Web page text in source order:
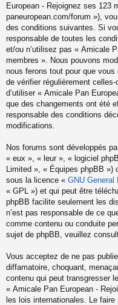
European - Rejoignez ses 123
paneuropean.com/forum »),
des conditions suivantes. Si
responsable de toutes les
et/ou n’utilisez pas « Amicale
membres ». Nous pouvons
nous ferons tout pour que
de vérifier régulièrement
d’utiliser « Amicale Pan
que des changements ont été
responsable des conditions
modifications.
Nos forums sont développés
« eux », « leur », « logiciel
Limited », « Équipes phpBB »)
sous la licence « GNU General
« GPL ») et qui peut être
phpBB facilite seulement les
n’est pas responsable de ce
comme contenu ou conduite
sujet de phpBB, veuillez
Vous acceptez de ne pas
diffamatoire, choquant,
contenu qui peut transgresser
« Amicale Pan European -
les lois internationales. Le